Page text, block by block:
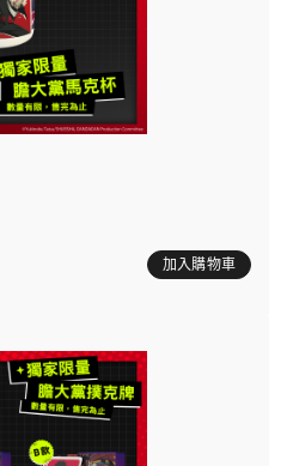
加入購物車